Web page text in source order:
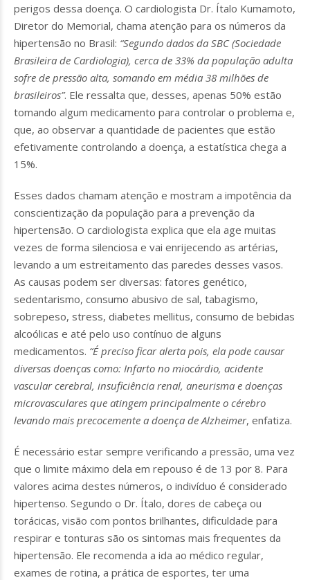
perigos dessa doença. O cardiologista Dr. Ítalo Kumamoto,
Diretor do Memorial, chama atenção para os números da
hipertensão no Brasil: “Segundo dados da SBC (Sociedade
Brasileira de Cardiologia), cerca de 33% da população adulta
sofre de pressão alta, somando em média 38 milhões de
brasileiros”. Ele ressalta que, desses, apenas 50% estão
tomando algum medicamento para controlar o problema e,
que, ao observar a quantidade de pacientes que estão
efetivamente controlando a doença, a estatística chega a
15%.
Esses dados chamam atenção e mostram a impotência da
conscientização da população para a prevenção da
hipertensão. O cardiologista explica que ela age muitas
vezes de forma silenciosa e vai enrijecendo as artérias,
levando a um estreitamento das paredes desses vasos.
As causas podem ser diversas: fatores genético,
sedentarismo, consumo abusivo de sal, tabagismo,
sobrepeso, stress, diabetes mellitus, consumo de bebidas
alcoólicas e até pelo uso contínuo de alguns
medicamentos. “É preciso ficar alerta pois, ela pode causar
diversas doenças como: Infarto no miocárdio, acidente
vascular cerebral, insuficiência renal, aneurisma e doenças
microvasculares que atingem principalmente o cérebro
levando mais precocemente a doença de Alzheimer, enfatiza.
É necessário estar sempre verificando a pressão, uma vez
que o limite máximo dela em repouso é de 13 por 8. Para
valores acima destes números, o indivíduo é considerado
hipertenso. Segundo o Dr. Ítalo, dores de cabeça ou
torácicas, visão com pontos brilhantes, dificuldade para
respirar e tonturas são os sintomas mais frequentes da
hipertensão. Ele recomenda a ida ao médico regular,
exames de rotina, a prática de esportes, ter uma